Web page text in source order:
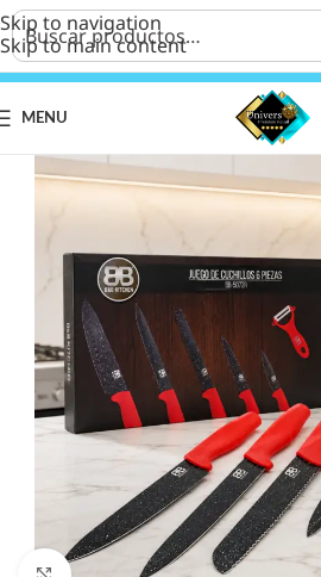
Skip to navigation
Skip to main content
MENU